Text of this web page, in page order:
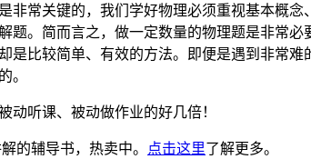
非常关键的，我们学好物理必须重视基本概
。简而言之，做一定数量的物理题是非常
比较简单、有效的方法。即便是遇到非常
。
动听课、被动做作业的好几倍！
的辅导书，热卖中。 点击这里了解更多。